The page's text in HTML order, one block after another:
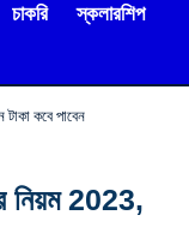
চাকরি
স্কলারশিপ
কবে পাবেন
নিয়ম 2023,